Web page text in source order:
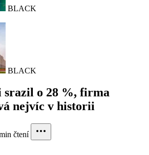
BLACK
BLACK
o 28 %, firma
nejvíc v historii
čtení